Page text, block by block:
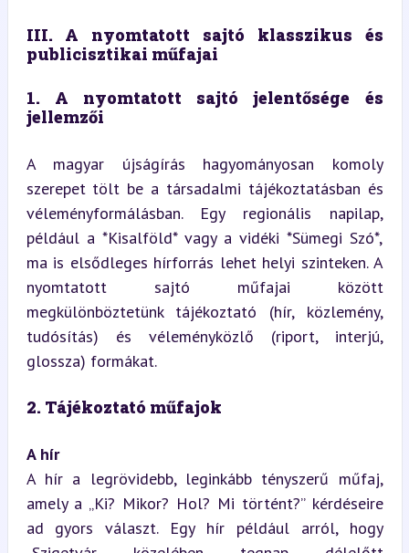
III. A nyomtatott sajtó klasszikus és
publicisztikai műfajai
1. A nyomtatott sajtó jelentősége és
jellemzői
A magyar újságírás hagyományosan komoly
szerepet tölt be a társadalmi tájékoztatásban és
véleményformálásban. Egy regionális napilap,
például a *Kisalföld* vagy a vidéki *Sümegi Szó*,
ma is elsődleges hírforrás lehet helyi szinteken. A
nyomtatott sajtó műfajai között
megkülönböztetünk tájékoztató (hír, közlemény,
tudósítás) és véleményközlő (riport, interjú,
glossza) formákat.
2. Tájékoztató műfajok
A hír
A hír a legrövidebb, leginkább tényszerű műfaj,
amely a „Ki? Mikor? Hol? Mi történt?” kérdéseire
ad gyors választ. Egy hír például arról, hogy